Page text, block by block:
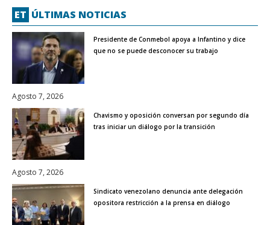
ET ÚLTIMAS NOTICIAS
Presidente de Conmebol apoya a Infantino y dice
que no se puede desconocer su trabajo
Agosto 7, 2026
Chavismo y oposición conversan por segundo día
tras iniciar un diálogo por la transición
Agosto 7, 2026
Sindicato venezolano denuncia ante delegación
opositora restricción a la prensa en diálogo